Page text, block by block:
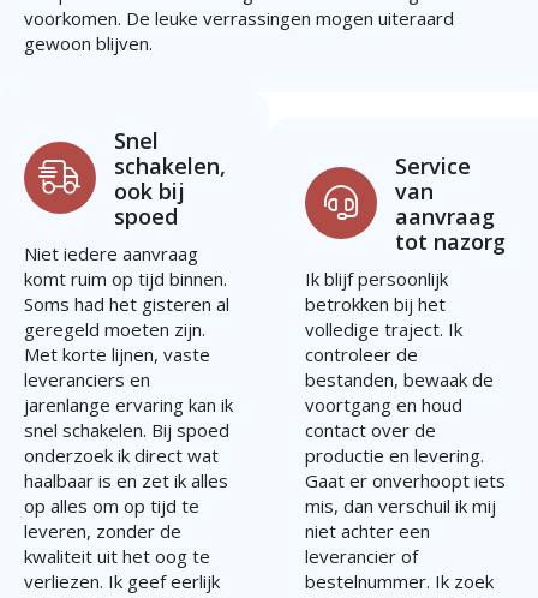
voorkomen. De leuke verrassingen mogen uiteraard
gewoon blijven.
Snel
schakelen,
ook bij
spoed
Niet iedere aanvraag
komt ruim op tijd binnen.
Soms had het gisteren al
geregeld moeten zijn.
Met korte lijnen, vaste
leveranciers en
jarenlange ervaring kan ik
snel schakelen. Bij spoed
onderzoek ik direct wat
haalbaar is en zet ik alles
op alles om op tijd te
leveren, zonder de
kwaliteit uit het oog te
verliezen. Ik geef eerlijk
Service
van
aanvraag
tot nazorg
Ik blijf persoonlijk
betrokken bij het
volledige traject. Ik
controleer de
bestanden, bewaak de
voortgang en houd
contact over de
productie en levering.
Gaat er onverhoopt iets
mis, dan verschuil ik mij
niet achter een
leverancier of
bestelnummer. Ik zoek